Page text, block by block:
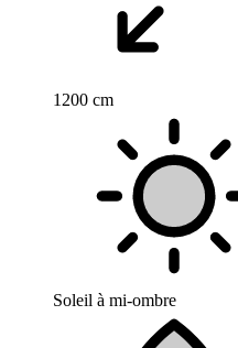
1200 cm
Soleil à mi-ombre